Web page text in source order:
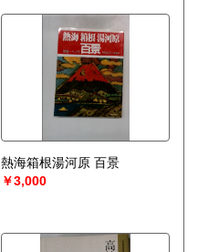
熱海箱根湯河原 百景
￥3,000